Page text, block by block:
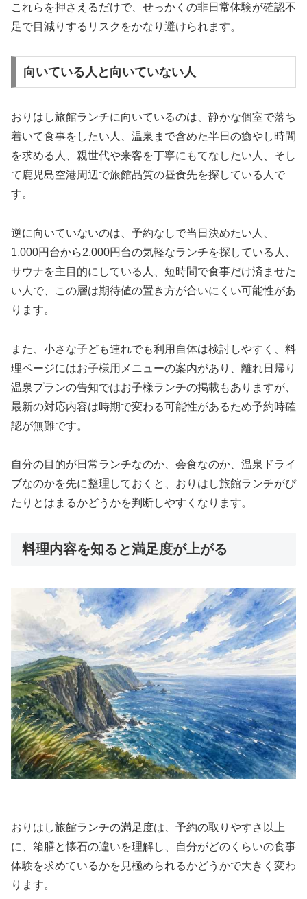
これらを押さえるだけで、せっかくの非日常体験が確認不
足で目減りするリスクをかなり避けられます。
向いている人と向いていない人
おりはし旅館ランチに向いているのは、静かな個室で落ち
着いて食事をしたい人、温泉まで含めた半日の癒やし時間
を求める人、親世代や来客を丁寧にもてなしたい人、そし
て鹿児島空港周辺で旅館品質の昼食先を探している人で
す。
逆に向いていないのは、予約なしで当日決めたい人、
1,000円台から2,000円台の気軽なランチを探している人、
サウナを主目的にしている人、短時間で食事だけ済ませた
い人で、この層は期待値の置き方が合いにくい可能性があ
ります。
また、小さな子ども連れでも利用自体は検討しやすく、料
理ページにはお子様用メニューの案内があり、離れ日帰り
温泉プランの告知ではお子様ランチの掲載もありますが、
最新の対応内容は時期で変わる可能性があるため予約時確
認が無難です。
自分の目的が日常ランチなのか、会食なのか、温泉ドライ
ブなのかを先に整理しておくと、おりはし旅館ランチがぴ
たりとはまるかどうかを判断しやすくなります。
料理内容を知ると満足度が上がる
おりはし旅館ランチの満足度は、予約の取りやすさ以上
に、箱膳と懐石の違いを理解し、自分がどのくらいの食事
体験を求めているかを見極められるかどうかで大きく変わ
ります。